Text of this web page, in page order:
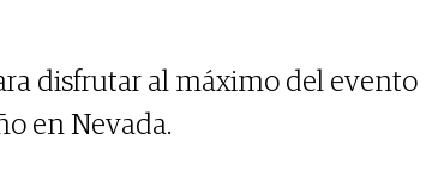
disfrutar al máximo del evento
en Nevada.